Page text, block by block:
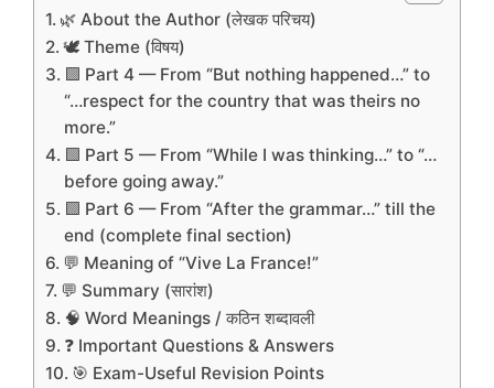
🌿 About the Author (लेखक परिचय)
🕊️ Theme (विषय)
🟩 Part 4 — From “But nothing happened…” to
“…respect for the country that was theirs no
more.”
🟩 Part 5 — From “While I was thinking…” to “…
before going away.”
🟩 Part 6 — From “After the grammar…” till the
end (complete final section)
💬 Meaning of “Vive La France!”
💬 Summary (सारांश)
🧠 Word Meanings / कठिन शब्दावली
❓ Important Questions & Answers
🎯 Exam-Useful Revision Points